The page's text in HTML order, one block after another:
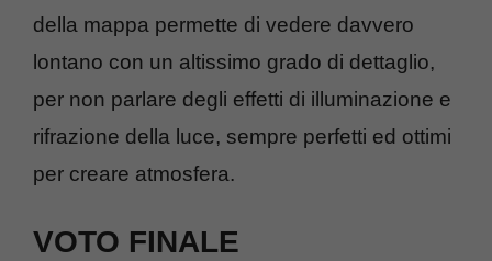
della mappa permette di vedere davvero
lontano con un altissimo grado di dettaglio,
per non parlare degli effetti di illuminazione e
rifrazione della luce, sempre perfetti ed ottimi
per creare atmosfera.
VOTO FINALE